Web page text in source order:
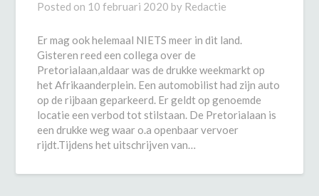
Posted on 10 februari 2020 by Redactie
Er mag ook helemaal NIETS meer in dit land.
Gisteren reed een collega over de
Pretorialaan,aldaar was de drukke weekmarkt op
het Afrikaanderplein. Een automobilist had zijn auto
op de rijbaan geparkeerd. Er geldt op genoemde
locatie een verbod tot stilstaan. De Pretorialaan is
een drukke weg waar o.a openbaar vervoer
rijdt.Tijdens het uitschrijven van…